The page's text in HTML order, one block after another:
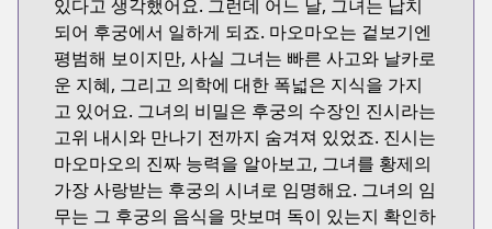
있다고 생각했어요. 그런데 어느 날, 그녀는 납치
되어 후궁에서 일하게 되죠. 마오마오는 겉보기엔
평범해 보이지만, 사실 그녀는 빠른 사고와 날카로
운 지혜, 그리고 의학에 대한 폭넓은 지식을 가지
고 있어요. 그녀의 비밀은 후궁의 수장인 진시라는
고위 내시와 만나기 전까지 숨겨져 있었죠. 진시는
마오마오의 진짜 능력을 알아보고, 그녀를 황제의
가장 사랑받는 후궁의 시녀로 임명해요. 그녀의 임
무는 그 후궁의 음식을 맛보며 독이 있는지 확인하